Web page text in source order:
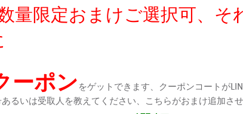
量限定おまけご選択可、
ーポンをゲットできます、クーポンコートが
いは受取人を教えてください、こちらがおまけ追加さ